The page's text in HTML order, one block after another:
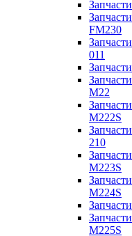
FM230
011
M22
M222S
210
M223S
M224S
M225S